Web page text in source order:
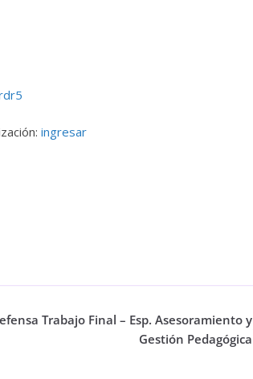
ingresar
Trabajo Final – Esp. Asesoramiento y
Gestión Pedagógica